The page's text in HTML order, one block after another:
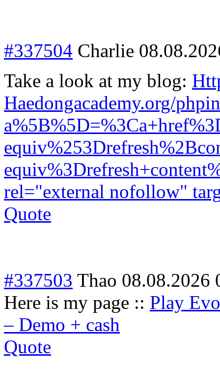
#337504 Charlie
Take a look at my blog:
Haedongacademy.org/
rel="external nofollow"
Quote
#337503 Thao 08.08.2026
Here is my page :: Play
– Demo + cash
Quote